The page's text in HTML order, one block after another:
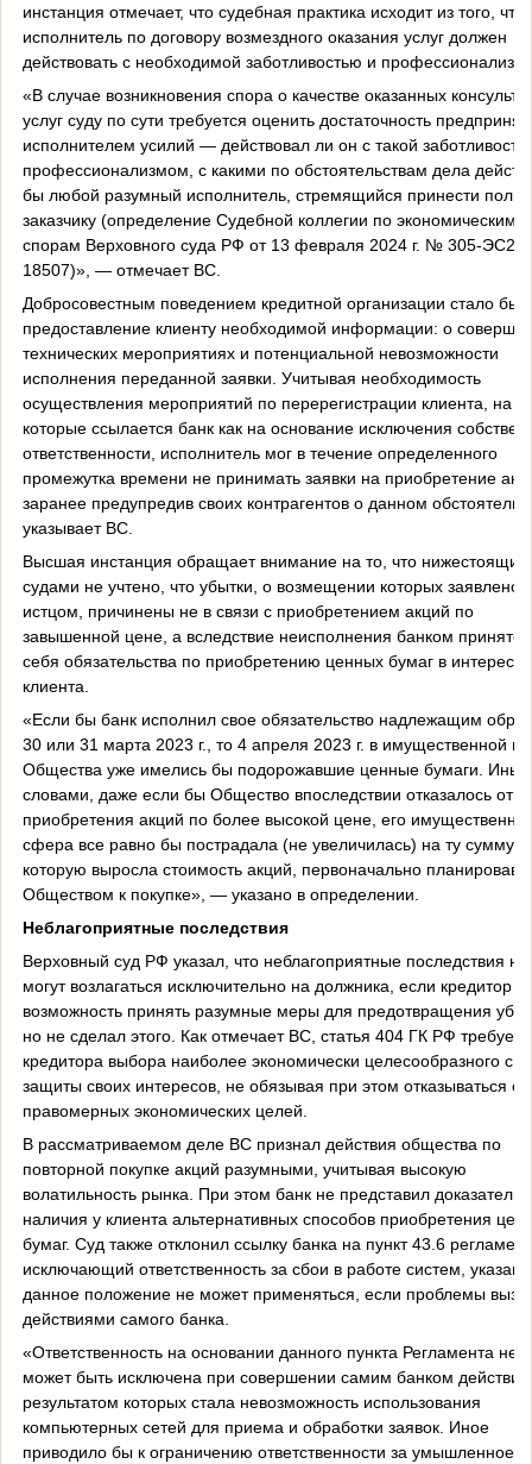
инстанция отмечает, что судебная практика исходит из того, что
исполнитель по договору возмездного оказания услуг должен
действовать с необходимой заботливостью и
«В случае возникновения спора о качестве оказанных
услуг суду по сути требуется оценить достаточность
исполнителем усилий — действовал ли он с такой
профессионализмом, с какими по обстоятельствам дела
бы любой разумный исполнитель, стремящийся принести
заказчику (определение Судебной коллегии по экономическим
спорам Верховного суда РФ от 13 февраля 2024 г. № 305-ЭС23-
18507)», — отмечает ВС.
Добросовестным поведением кредитной организации стало бы
предоставление клиенту необходимой информации: о
технических мероприятиях и потенциальной невозможности
исполнения переданной заявки. Учитывая необходимость
осуществления мероприятий по перерегистрации клиента, на
которые ссылается банк как на основание исключения
ответственности, исполнитель мог в течение определенного
промежутка времени не принимать заявки на приобретение
заранее предупредив своих контрагентов о данном
указывает ВС.
Высшая инстанция обращает внимание на то, что
судами не учтено, что убытки, о возмещении которых заявлено
истцом, причинены не в связи с приобретением акций по
завышенной цене, а вследствие неисполнения банком
себя обязательства по приобретению ценных бумаг в интересах
клиента.
«Если бы банк исполнил свое обязательство надлежащим
30 или 31 марта 2023 г., то 4 апреля 2023 г. в имущественной
Общества уже имелись бы подорожавшие ценные бумаги.
словами, даже если бы Общество впоследствии отказалось от
приобретения акций по более высокой цене, его
сфера все равно бы пострадала (не увеличилась) на ту сумму,
которую выросла стоимость акций, первоначально
Обществом к покупке», — указано в определении.
Неблагоприятные последствия
Верховный суд РФ указал, что неблагоприятные последствия не
могут возлагаться исключительно на должника, если кредитор
возможность принять разумные меры для предотвращения
но не сделал этого. Как отмечает ВС, статья 404 ГК РФ требует
кредитора выбора наиболее экономически целесообразного
защиты своих интересов, не обязывая при этом отказываться от
правомерных экономических целей.
В рассматриваемом деле ВС признал действия общества по
повторной покупке акций разумными, учитывая высокую
волатильность рынка. При этом банк не представил
наличия у клиента альтернативных способов приобретения
бумаг. Суд также отклонил ссылку банка на пункт 43.6
исключающий ответственность за сбои в работе систем, указав,
данное положение не может применяться, если проблемы
действиями самого банка.
«Ответственность на основании данного пункта Регламента не
может быть исключена при совершении самим банком
результатом которых стала невозможность использования
компьютерных сетей для приема и обработки заявок. Иное
приводило бы к ограничению ответственности за умышленное